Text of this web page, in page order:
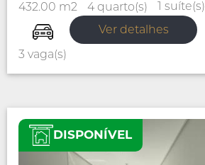
432.00 m2 4 quarto(s) 1 suíte(s)
3 vaga(s)
Ver detalhes
DISPONÍVEL